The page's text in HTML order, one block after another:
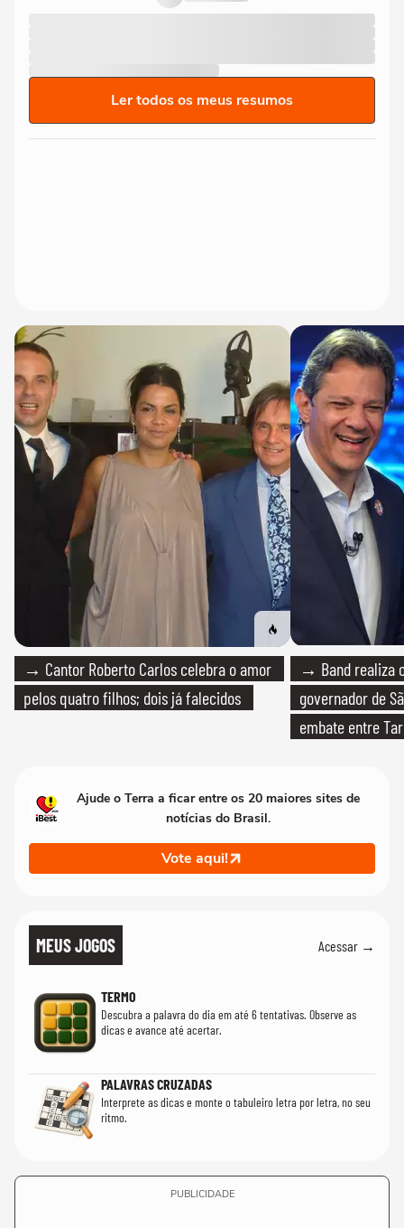
Ler todos os meus resumos
→ Cantor Roberto Carlos celebra o amor
pelos quatro filhos; dois já falecidos
→ Band realiza
governador de
embate entre
Ajude o Terra a ficar entre os 20 maiores sites de
notícias do Brasil.
Vote aqui!
MEUS JOGOS Acessar →
TERMO
Descubra a palavra do dia em até 6 tentativas. Observe as
dicas e avance até acertar.
PALAVRAS CRUZADAS
Interprete as dicas e monte o tabuleiro letra por letra, no seu
ritmo.
PUBLICIDADE